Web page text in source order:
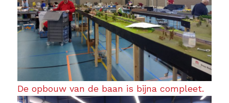
De opbouw van de baan is bijna compleet.